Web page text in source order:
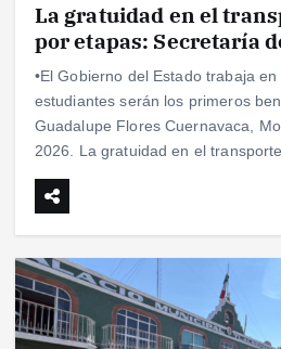
La gratuidad en el
por etapas: Secretaría
•El Gobierno del Estado trabaja
estudiantes serán los primeros
Guadalupe Flores Cuernavaca,
2026. La gratuidad en el